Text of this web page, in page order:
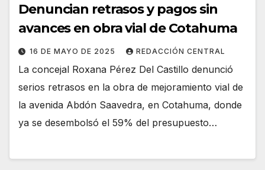
Denuncian retrasos y pagos sin
avances en obra vial de Cotahuma
16 DE MAYO DE 2025 REDACCIÓN CENTRAL
La concejal Roxana Pérez Del Castillo denunció
serios retrasos en la obra de mejoramiento vial de
la avenida Abdón Saavedra, en Cotahuma, donde
ya se desembolsó el 59% del presupuesto…